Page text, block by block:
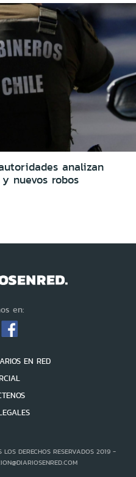
analizan
nuevos robos
en:
EN RED
DERECHOS RESERVADOS 2019 -